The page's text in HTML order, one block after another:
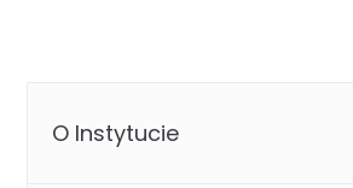
O Instytucie